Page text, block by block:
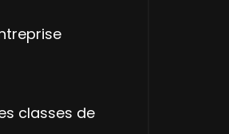
classes de